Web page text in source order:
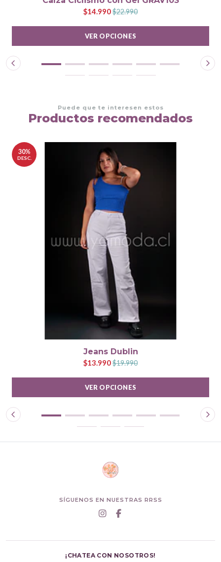
$14.990$22.990
VER OPCIONES
Puede que te interesen estos
Productos recomendados
30%
DESC.
Jeans Dublin
$13.990$19.990
VER OPCIONES
SÍGUENOS EN NUESTRAS RRSS
¡CHATEA CON NOSOTROS!